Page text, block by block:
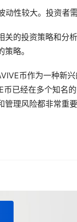
性较大。投资者
的投资策略和分
略。
币作为一种新
已经在多个知名
理风险都非常重要